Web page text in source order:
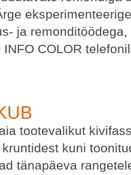
eksperimenteerige
ja remonditöödega,
COLOR telefonil
tootevalikut
kuni
tänapäeva